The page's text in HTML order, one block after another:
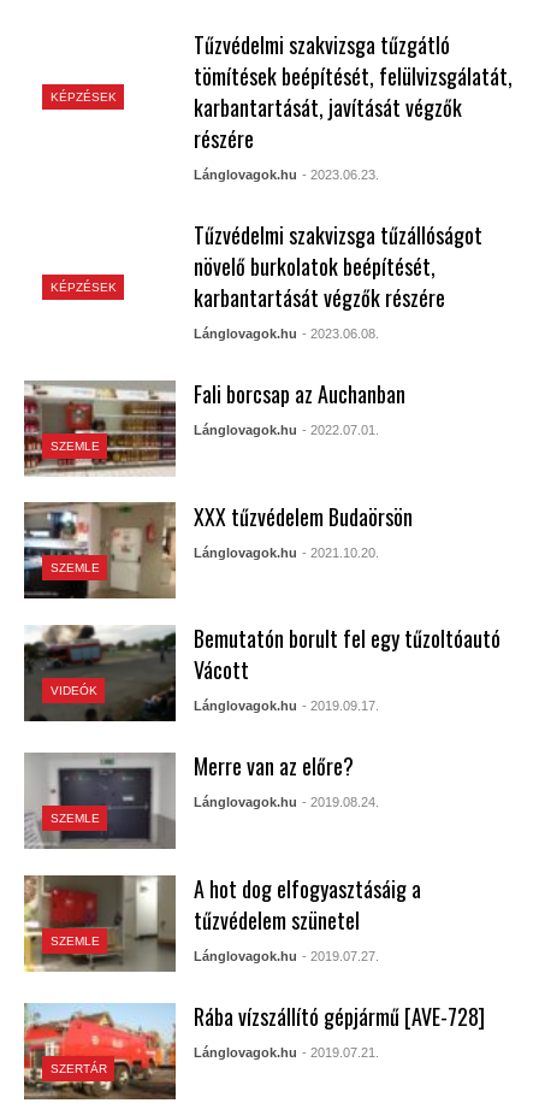
KÉPZÉSEK
Tűzvédelmi szakvizsga tűzgátló
tömítések beépítését, felülvizsgálatát,
karbantartását, javítását végzők
részére
Lánglovagok.hu - 2023.06.23.
KÉPZÉSEK
Tűzvédelmi szakvizsga tűzállóságot
növelő burkolatok beépítését,
karbantartását végzők részére
Lánglovagok.hu - 2023.06.08.
SZEMLE
Fali borcsap az Auchanban
Lánglovagok.hu - 2022.07.01.
SZEMLE
XXX tűzvédelem Budaörsön
Lánglovagok.hu - 2021.10.20.
VIDEÓK
Bemutatón borult fel egy tűzoltóautó
Vácott
Lánglovagok.hu - 2019.09.17.
SZEMLE
Merre van az előre?
Lánglovagok.hu - 2019.08.24.
SZEMLE
A hot dog elfogyasztásáig a
tűzvédelem szünetel
Lánglovagok.hu - 2019.07.27.
SZERTÁR
Rába vízszállító gépjármű [AVE-728]
Lánglovagok.hu - 2019.07.21.